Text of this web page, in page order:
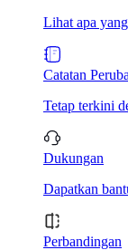
Lihat apa
Catatan
Tetap terkini
Dukungan
Dapatkan
Perbandingan